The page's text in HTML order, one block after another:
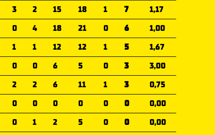
3 2 15 18 1 7
1,17
0 4 18 21 0 6
1,00
1 1 12 12 1 5
1,67
0 0 6 5 0 3
3,00
2 2 6 11 1 3
0,75
0 0 0 0 0 0
0,00
0 1 2 5 0 0
0,00